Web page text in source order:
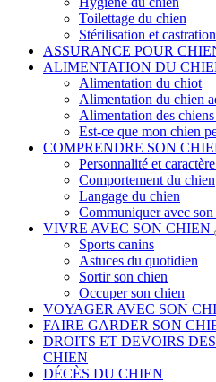
Toilettage du chien
Stérilisation et
ASSURANCE POUR
ALIMENTATION DU
Alimentation du chiot
Alimentation du chien
Alimentation des
Est-ce que mon chien
COMPRENDRE SON
Personnalité et
Comportement du chien
Langage du chien
Communiquer avec son
VIVRE AVEC SON CHIEN
Sports canins
Astuces du quotidien
Sortir son chien
Occuper son chien
VOYAGER AVEC SON
FAIRE GARDER SON
DROITS ET DEVOIRS
CHIEN
DÉCÈS DU CHIEN